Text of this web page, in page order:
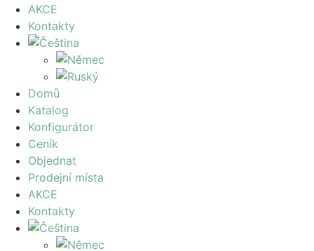
AKCE
Kontakty
Domů
Katalog
Konfigurátor
Ceník
Objednat
Prodejní místa
AKCE
Kontakty